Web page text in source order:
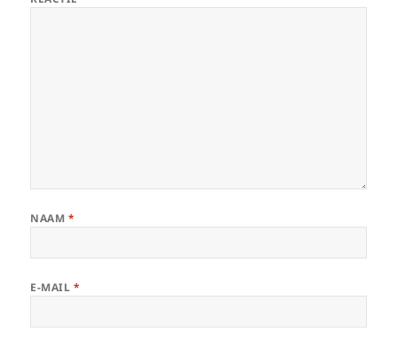
NAAM *
E-MAIL *